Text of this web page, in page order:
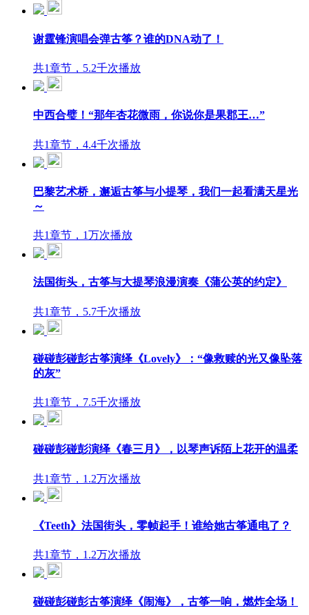
谢霆锋演唱会弹古筝？谁的DNA动了！
共1章节，5.2千次播放
中西合璧！“那年杏花微雨，你说你是果郡王…”
共1章节，4.4千次播放
巴黎艺术桥，邂逅古筝与小提琴，我们一起看满天星光
～
共1章节，1万次播放
法国街头，古筝与大提琴浪漫演奏《蒲公英的约定》
共1章节，5.7千次播放
碰碰彭碰彭古筝演绎《Lovely》：“像救赎的光又像坠落
的灰”
共1章节，7.5千次播放
碰碰彭碰彭演绎《春三月》，以琴声诉陌上花开的温柔
共1章节，1.2万次播放
《Teeth》法国街头，零帧起手！谁给她古筝通电了？
共1章节，1.2万次播放
碰碰彭碰彭古筝演绎《闹海》，古筝一响，燃炸全场！